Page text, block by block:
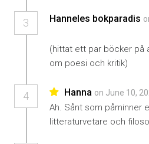
3 Hanneles bokparadis
(hittat ett par böcker på
om poesi och kritik)
4 Hanna on June 10,
Ah. Sånt som påminner
litteraturvetare och